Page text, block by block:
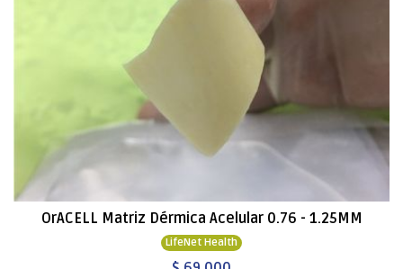
OrACELL Matriz Dérmica Acelular 0.76 - 1.25MM
LifeNet Health